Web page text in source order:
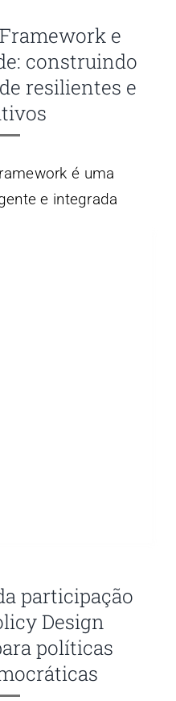
e
construindo
resilientes e
é uma
e integrada
participação
Design
políticas